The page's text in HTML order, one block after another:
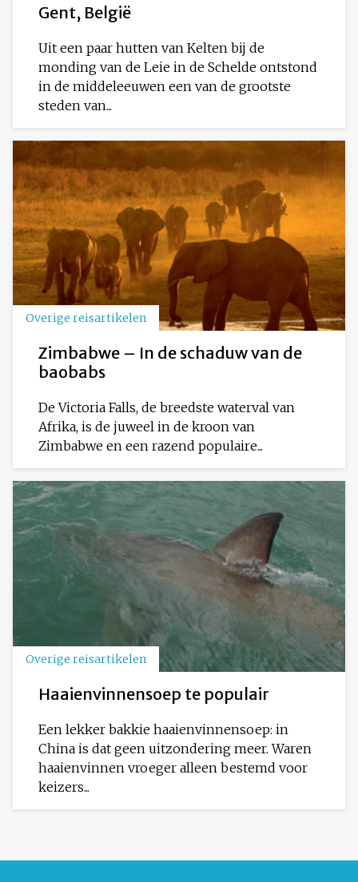
Gent, België
Uit een paar hutten van Kelten bij de
monding van de Leie in de Schelde ontstond
in de middeleeuwen een van de grootste
steden van...
Overige reisartikelen
Zimbabwe – In de schaduw van de
baobabs
De Victoria Falls, de breedste waterval van
Afrika, is de juweel in de kroon van
Zimbabwe en een razend populaire...
Overige reisartikelen
Haaienvinnensoep te populair
Een lekker bakkie haaienvinnensoep: in
China is dat geen uitzondering meer. Waren
haaienvinnen vroeger alleen bestemd voor
keizers...